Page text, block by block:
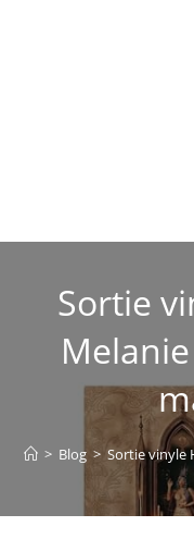
Sortie
> Blog > Sortie vinyle